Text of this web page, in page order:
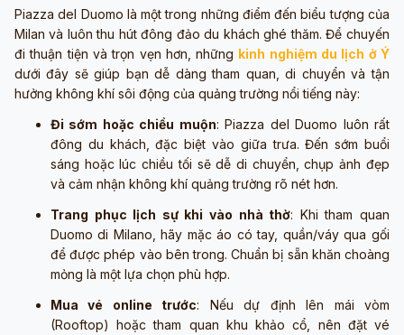
Piazza del Duomo là một trong những điểm đến biểu tượng của
Milan và luôn thu hút đông đảo du khách ghé thăm. Để chuyến
đi thuận tiện và trọn vẹn hơn, những kinh nghiệm du lịch ở Ý
dưới đây sẽ giúp bạn dễ dàng tham quan, di chuyển và tận
hưởng không khí sôi động của quảng trường nổi tiếng này:
Đi sớm hoặc chiều muộn: Piazza del Duomo luôn rất
đông du khách, đặc biệt vào giữa trưa. Đến sớm buổi
sáng hoặc lúc chiều tối sẽ dễ di chuyển, chụp ảnh đẹp
và cảm nhận không khí quảng trường rõ nét hơn.
Trang phục lịch sự khi vào nhà thờ: Khi tham quan
Duomo di Milano, hãy mặc áo có tay, quần/váy qua gối
để được phép vào bên trong. Chuẩn bị sẵn khăn choàng
mỏng là một lựa chọn phù hợp.
Mua vé online trước: Nếu dự định lên mái vòm
(Rooftop) hoặc tham quan khu khảo cổ, nên đặt vé